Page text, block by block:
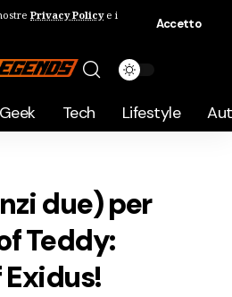
Privacy Policye i
Accetto
Geek Tech Lifestyle
due) per
Teddy: